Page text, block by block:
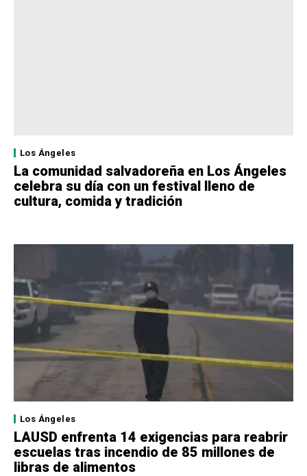
Los Ángeles
La comunidad salvadoreña en Los Ángeles
celebra su día con un festival lleno de
cultura, comida y tradición
Los Ángeles
LAUSD enfrenta 14 exigencias para reabrir
escuelas tras incendio de 85 millones de
libras de alimentos